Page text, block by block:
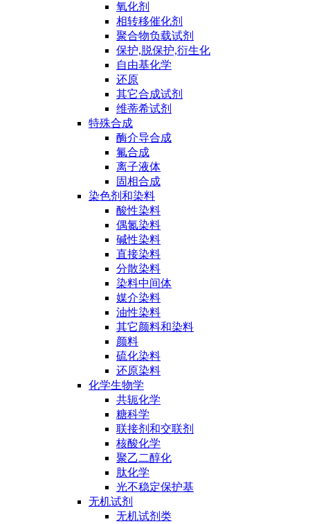
氧化剂
相转移催化剂
聚合物负载试剂
保护,脱保护,衍生化
自由基化学
还原
其它合成试剂
维蒂希试剂
特殊合成
酶介导合成
氟合成
离子液体
固相合成
染色剂和染料
酸性染料
偶氮染料
碱性染料
直接染料
分散染料
染料中间体
媒介染料
油性染料
其它颜料和染料
颜料
硫化染料
还原染料
化学生物学
共轭化学
糖科学
联接剂和交联剂
核酸化学
聚乙二醇化
肽化学
光不稳定保护基
无机试剂
无机试剂类